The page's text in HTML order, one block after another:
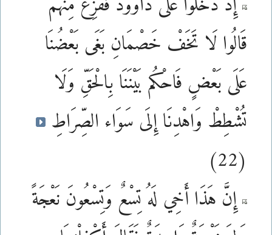
قَالُوا لَا تَخَفْ خَصْمَانِ بَغَى بَعْضُنَا
عَلَى بَعْضٍ فَاحْكُم بَيْنَنَا بِالْحَقِّ وَلَا
تُشْطِطْ وَاهْدِنَا إِلَى سَوَاء الصِّرَاطِ
(22)
إِنَّ هَذَا أَخِي لَهُ تِسْعٌ وَتِسْعُونَ نَعْجَةً